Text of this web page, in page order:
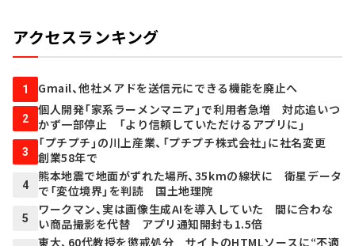
アクセスランキング
1 Gmail、他社メアドを送信元にできる機能を廃止へ
2
個人開発「家系ラーメンマニア」で利用者急増 対応追いつ
かず一部停止 「より信頼していただけるアプリに」
3
「プチプチ」の川上産業、「プチプチ株式会社」に社名変更
創業58年で
4
熊本地震で地面がずれた場所、35kmの線状に 衛星データ
で「変位境界」を判読 国土地理院
5
ワークマン、実は画像生成AIを導入していた 間に合わな
い商品撮影を代替 アプリ通知開封も1.5倍
東大、60代教授を懲戒処分 サイトのHTMLソースに“不適